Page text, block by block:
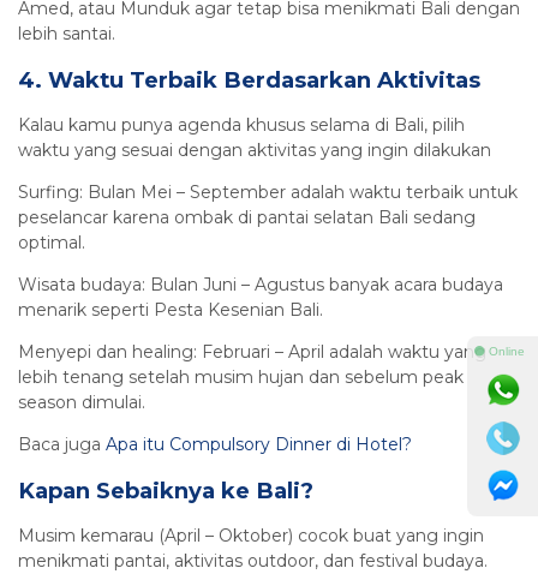
Amed, atau Munduk agar tetap bisa menikmati Bali dengan
lebih santai.
4. Waktu Terbaik Berdasarkan Aktivitas
Kalau kamu punya agenda khusus selama di Bali, pilih
waktu yang sesuai dengan aktivitas yang ingin dilakukan
Surfing: Bulan Mei – September adalah waktu terbaik untuk
peselancar karena ombak di pantai selatan Bali sedang
optimal.
Wisata budaya: Bulan Juni – Agustus banyak acara budaya
menarik seperti Pesta Kesenian Bali.
Menyepi dan healing: Februari – April adalah waktu yang
lebih tenang setelah musim hujan dan sebelum peak
season dimulai.
Baca juga Apa itu Compulsory Dinner di Hotel?
Kapan Sebaiknya ke Bali?
Musim kemarau (April – Oktober) cocok buat yang ingin
menikmati pantai, aktivitas outdoor, dan festival budaya.
⚫ Online